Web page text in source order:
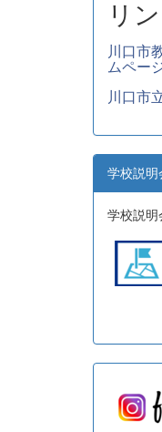
リ
川口市
ムペー
川口市
学校説明
学校説明